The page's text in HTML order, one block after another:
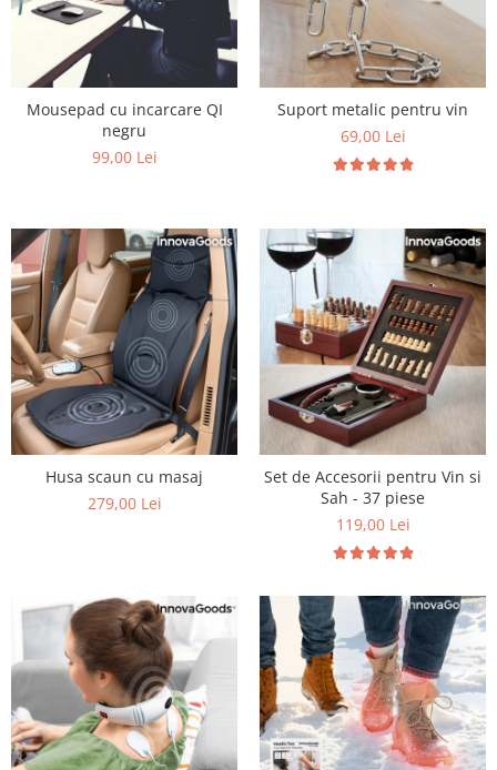
Mousepad cu incarcare QI
negru
99,00 Lei
Suport metalic pentru vin
69,00 Lei
Husa scaun cu masaj
279,00 Lei
Set de Accesorii pentru Vin si
Sah - 37 piese
119,00 Lei